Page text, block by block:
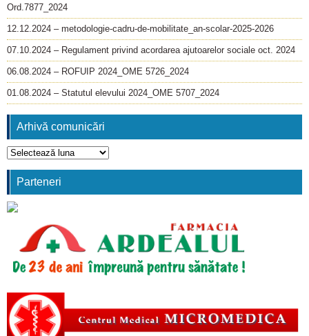
Ord.7877_2024
12.12.2024 – metodologie-cadru-de-mobilitate_an-scolar-2025-2026
07.10.2024 – Regulament privind acordarea ajutoarelor sociale oct. 2024
06.08.2024 – ROFUIP 2024_OME 5726_2024
01.08.2024 – Statutul elevului 2024_OME 5707_2024
Arhivă comunicări
Arhivă
comunicări
Parteneri